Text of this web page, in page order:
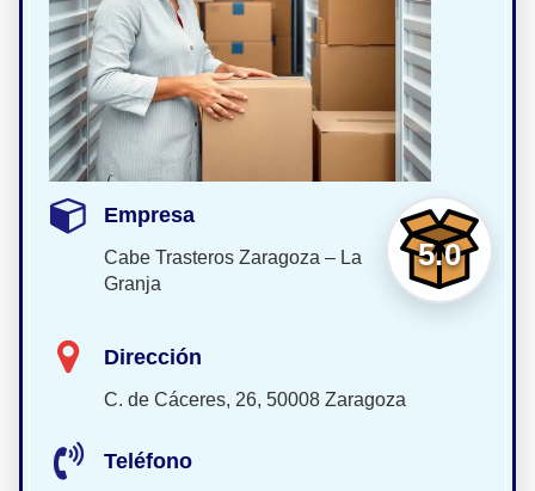
5.0
Empresa
Cabe Trasteros Zaragoza – La
Granja
Dirección
C. de Cáceres, 26, 50008 Zaragoza
Teléfono